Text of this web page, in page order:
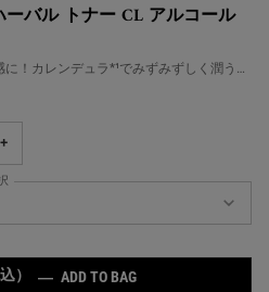
バル トナー CL アルコール
！カレンデュラ*¹でみずみずしく潤う健
+
ル トナー CL アルコールフリー の サイズ
） ― ADD TO BAGキールズ ハーバル